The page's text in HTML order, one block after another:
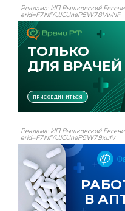
Реклама: ИП Вышковский
erid=F7NfYUJCUneP5W78VwNF
Реклама: ИП Вышковский
erid=F7NfYUJCUneP5W79xufv